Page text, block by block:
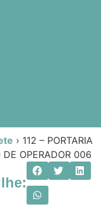
› 112 – PORTARIA
DE OPERADOR 006